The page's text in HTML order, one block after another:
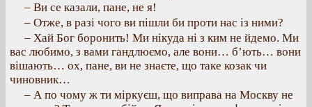
– Ви се казали, пане, не я!
– Отже, в разі чого ви пішли би проти нас із ними?
– Хай Бог боронить! Ми нікуда ні з ким не йдемо. Ми
вас любимо, з вами гандлюємо, але вони… б’ють… вони
вішають… ох, пане, ви не знаєте, що таке козак чи
чиновник…
– А по чому ж ти міркуєш, що виправа на Москву не